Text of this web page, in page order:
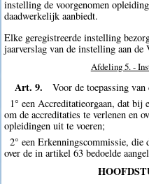
instelling de voorgenomen
daadwerkelijk aanbiedt.
Elke geregistreerde instelling
jaarverslag van de instelling aan de
Afdeling 5. -
Art. 9.
Voor de toepassing
1° een Accreditatieorgaan, dat bij
om de accreditaties te verlenen en
opleidingen uit te voeren;
2° een Erkenningscommissie, die
over de in artikel 63 bedoelde